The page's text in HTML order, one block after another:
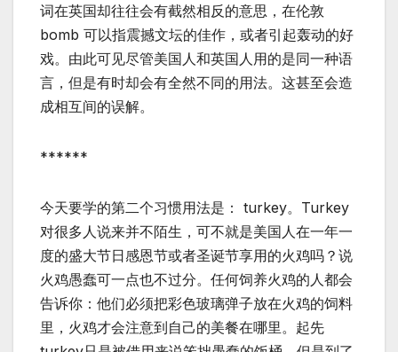
词在英国却往往会有截然相反的意思，在伦敦
bomb 可以指震撼文坛的佳作，或者引起轰动的好
戏。由此可见尽管美国人和英国人用的是同一种语
言，但是有时却会有全然不同的用法。这甚至会造
成相互间的误解。
******
今天要学的第二个习惯用法是： turkey。Turkey
对很多人说来并不陌生，可不就是美国人在一年一
度的盛大节日感恩节或者圣诞节享用的火鸡吗？说
火鸡愚蠢可一点也不过分。任何饲养火鸡的人都会
告诉你：他们必须把彩色玻璃弹子放在火鸡的饲料
里，火鸡才会注意到自己的美餐在哪里。起先